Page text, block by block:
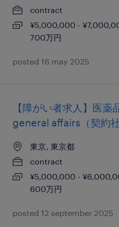
contract
¥5,000,000 -
700万円
posted 16 may 2025
【障がい者求人】医
general affairs（契約社
東京, 東京都
contract
¥5,000,000 -
600万円
posted 12 september 2025